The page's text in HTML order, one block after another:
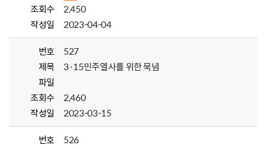
조회수
2,450
작성일
2023-04-04
번호
527
제목
3·15민주열사를 위한 묵념
파일
조회수
2,460
작성일
2023-03-15
번호
526